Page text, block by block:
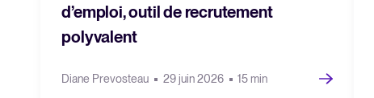
d’emploi, outil de recrutement
polyvalent
Diane Prevosteau 29 juin 2026 15 min